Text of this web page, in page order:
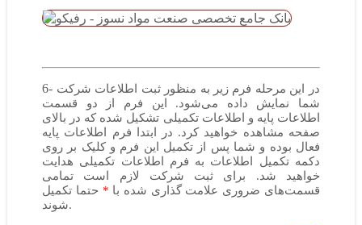
6- در این مرحله فرم زیر به منظور ثبت اطلاعات شرکت
شما نمایش داده می‌شود. این فرم از دو قسمت
اطلاعات پایه و اطلاعات تکمیلی تشکیل شده که در بالای
صفحه مشاهده خواهید کرد. در ابتدا فرم اطلاعات پایه
فعال بوده و شما پس از تکمیل این فرم و کلیک بر روی
دکمه تکمیل اطلاعات به فرم اطلاعات تکمیلی هدایت
خواهید شد. برای ثبت شرکت لازم است تمامی
قسمت‌های ضروری علامت گذاری شده با * حتما تکمیل
شوند.